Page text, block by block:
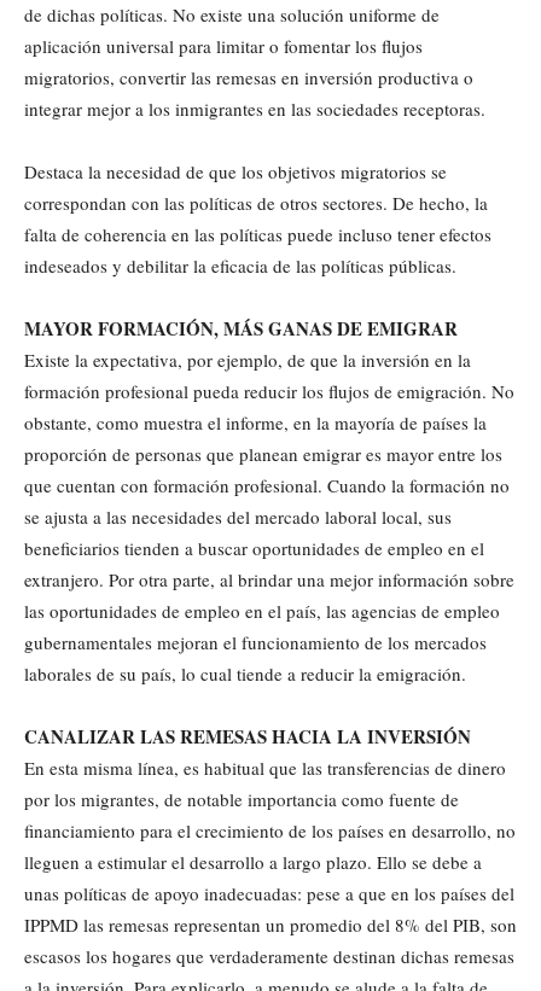
de dichas políticas. No existe una solución uniforme de
aplicación universal para limitar o fomentar los flujos
migratorios, convertir las remesas en inversión productiva o
integrar mejor a los inmigrantes en las sociedades receptoras.
Destaca la necesidad de que los objetivos migratorios se
correspondan con las políticas de otros sectores. De hecho, la
falta de coherencia en las políticas puede incluso tener efectos
indeseados y debilitar la eficacia de las políticas públicas.
MAYOR FORMACIÓN, MÁS GANAS DE EMIGRAR
Existe la expectativa, por ejemplo, de que la inversión en la
formación profesional pueda reducir los flujos de emigración. No
obstante, como muestra el informe, en la mayoría de países la
proporción de personas que planean emigrar es mayor entre los
que cuentan con formación profesional. Cuando la formación no
se ajusta a las necesidades del mercado laboral local, sus
beneficiarios tienden a buscar oportunidades de empleo en el
extranjero. Por otra parte, al brindar una mejor información sobre
las oportunidades de empleo en el país, las agencias de empleo
gubernamentales mejoran el funcionamiento de los mercados
laborales de su país, lo cual tiende a reducir la emigración.
CANALIZAR LAS REMESAS HACIA LA INVERSIÓN
En esta misma línea, es habitual que las transferencias de dinero
por los migrantes, de notable importancia como fuente de
financiamiento para el crecimiento de los países en desarrollo, no
lleguen a estimular el desarrollo a largo plazo. Ello se debe a
unas políticas de apoyo inadecuadas: pese a que en los países del
IPPMD las remesas representan un promedio del 8% del PIB, son
escasos los hogares que verdaderamente destinan dichas remesas